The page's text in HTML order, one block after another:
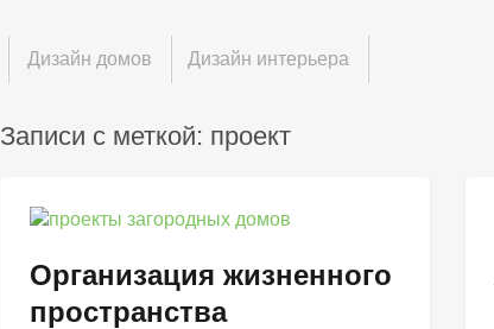
Дизайн домов Дизайн интерьера
Записи с меткой: проект
Организация жизненного
пространства